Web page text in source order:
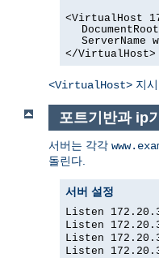
<VirtualHost
ServerName
</VirtualHost>
<VirtualHost> 지
포트기반과 ip
서버는 각각
돌린다.
서버 설정
Listen
Listen
Listen
Listen